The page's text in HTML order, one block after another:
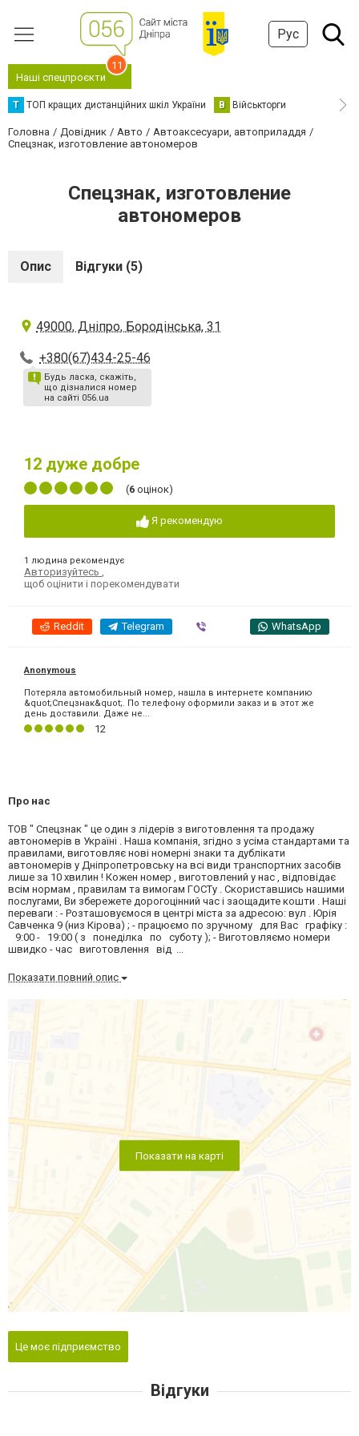
Рус
Наші спецпроєкти
11
Т ТОП кращих дистанційних шкіл України В Військторги
Головна Довідник Авто
Автоаксесуари, автоприладдя
Спецзнак, изготовление автономеров
Спецзнак, изготовление
автономеров
Опис Відгуки (5)
49000, Дніпро, Бородінська, 31
+380(67)434-25-46
Будь ласка, скажіть,
що дізналися номер
на сайті 056.ua
12 дуже добре
(6 оцінок)
Я рекомендую
1 людина рекомендує
Авторизуйтесь
щоб оцінити і порекомендувати
Reddit Telegram WhatsApp
Anonymous
Потеряла автомобильный номер, нашла в интернете компанию
&quot;Спецзнак&quot;. По телефону оформили заказ и в этот же
день доставили. Даже не...
12
Про нас
ТОВ " Спецзнак " це один з лідерів з виготовлення та продажу
автономерів в Україні . Наша компанія, згідно з усіма стандартами та
правилами, виготовляє нові номерні знаки та дублікати
автономерів у Дніпропетровську на всі види транспортних засобів
лише за 10 хвилин ! Кожен номер , виготовлений у нас , відповідає
всім нормам , правилам та вимогам ГОСТу . Скориставшись нашими
послугами, Ви збережете дорогоцінний час і заощадите кошти . Наші
переваги : - Розташовуємося в центрі міста за адресою: вул . Юрія
Савченка 9 (низ Кірова) ; - працюємо по зручному для Вас​ графіку :
9:00 - 19:00 ( з понеділка по суботу ); - Виготовляємо номери
швидко - час виготовлення від ...
Показати повний опис
Показати на карті
Це моє підприємство
Відгуки